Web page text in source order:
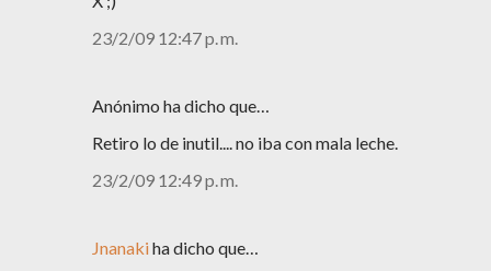
23/2/09 12:47 p. m.
Anónimo ha dicho que…
Retiro lo de inutil.... no iba con mala leche.
23/2/09 12:49 p. m.
Jnanakiha dicho que…